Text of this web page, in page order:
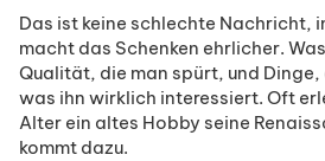
Das ist keine schlechte Nachricht,
macht das Schenken ehrlicher.
Qualität, die man spürt, und Dinge,
was ihn wirklich interessiert. Oft
Alter ein altes Hobby seine
kommt dazu.